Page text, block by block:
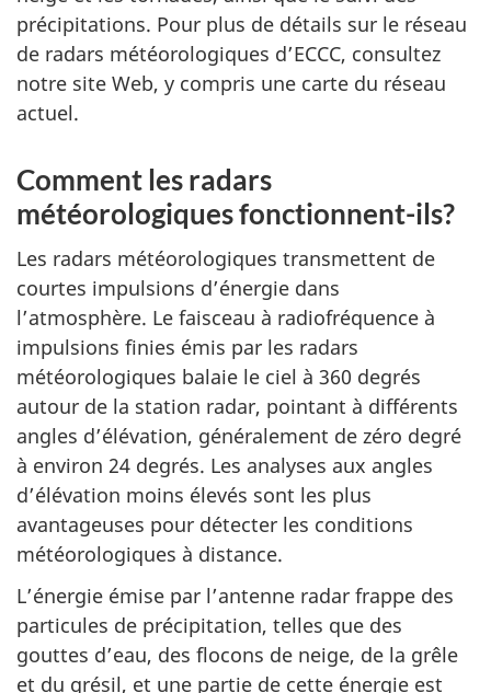
précipitations. Pour plus de détails sur le réseau
de radars météorologiques d’ECCC, consultez
notre site Web, y compris une carte du réseau
actuel.
Comment les radars
météorologiques fonctionnent-ils?
Les radars météorologiques transmettent de
courtes impulsions d’énergie dans
l’atmosphère. Le faisceau à radiofréquence à
impulsions finies émis par les radars
météorologiques balaie le ciel à 360 degrés
autour de la station radar, pointant à différents
angles d’élévation, généralement de zéro degré
à environ 24 degrés. Les analyses aux angles
d’élévation moins élevés sont les plus
avantageuses pour détecter les conditions
météorologiques à distance.
L’énergie émise par l’antenne radar frappe des
particules de précipitation, telles que des
gouttes d’eau, des flocons de neige, de la grêle
et du grésil, et une partie de cette énergie est